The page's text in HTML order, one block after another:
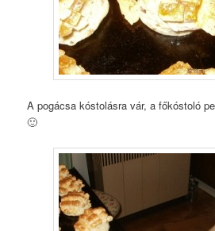
A pogácsa kóstolásra vár, a főkóstoló
🙂